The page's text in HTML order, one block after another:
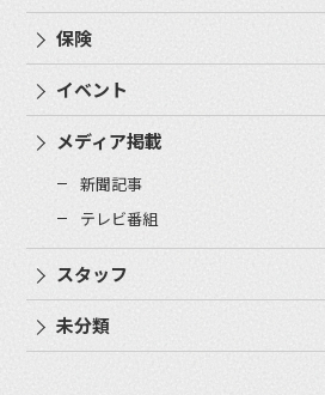
保険
イベント
メディア掲載
新聞記事
テレビ番組
スタッフ
未分類